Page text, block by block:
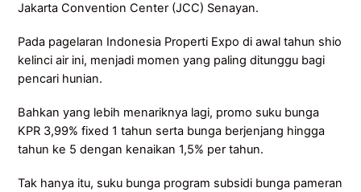
Jakarta Convention Center (JCC) Senayan.
Pada pagelaran Indonesia Properti Expo di awal tahun shio
kelinci air ini, menjadi momen yang paling ditunggu bagi
pencari hunian.
Bahkan yang lebih menariknya lagi, promo suku bunga
KPR 3,99% fixed 1 tahun serta bunga berjenjang hingga
tahun ke 5 dengan kenaikan 1,5% per tahun.
Tak hanya itu, suku bunga program subsidi bunga pameran